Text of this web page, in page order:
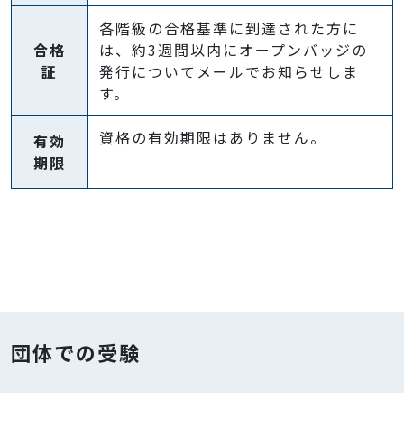
合格
証
各階級の合格基準に到達された方に
は、約3週間以内にオープンバッジの
発行についてメールでお知らせしま
す。
有効
期限
資格の有効期限はありません。
団体での受験